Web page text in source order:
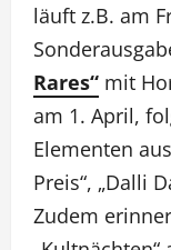
läuft z.B. am
Rares“ mit
am 1. April,
Elementen
Preis“, „Dalli
Zudem